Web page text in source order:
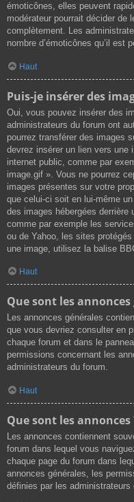
émoticônes, elles peuvent
modérateur pourrait décider de
complètement. Les
nombre d’émoticônes qu’il est
Haut
Puis-je insérer des
Oui, vous pouvez insérer des
administrateurs du forum ont
pourrez transférer des images
devrez insérer un lien vers une
internet public, comme par
image.gif ». Vous ne pourrez
images présentes sur votre
que celui-ci soit en lui-même
des images hébergées derrière
comme par exemple les
ou de Yahoo, les sites
une image, utilisez la balise
Haut
Que sont les annonces
Les annonces générales
que vous devriez consulter en
chaque forum et dans le
permissions concernant les
administrateurs du forum.
Haut
Que sont les annonces
Les annonces contiennent
forum dans lequel vous
chaque page du forum dans
annonces générales, les
définies par les administrateurs